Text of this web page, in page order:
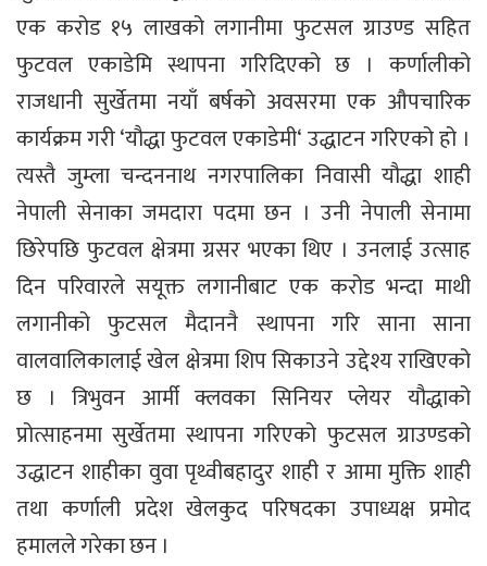
एक करोड १५ लाखको लगानीमा फुटसल ग्राउण्ड सहित
फुटवल एकाडेमि स्थापना गरिदिएको छ । कर्णालीको
राजधानी सुर्खेतमा नयाँ बर्षको अवसरमा एक औपचारिक
कार्यक्रम गरी ‘यौद्धा फुटवल एकाडेमी‘ उद्धाटन गरिएको हो ।
त्यस्तै जुम्ला चन्दननाथ नगरपालिका निवासी यौद्धा शाही
नेपाली सेनाका जमदारा पदमा छन । उनी नेपाली सेनामा
छिरेपछि फुटवल क्षेत्रमा ग्रसर भएका थिए । उनलाई उत्साह
दिन परिवारले सयूक्त लगानीबाट एक करोड भन्दा माथी
लगानीको फुटसल मैदाननै स्थापना गरि साना साना
वालवालिकालाई खेल क्षेत्रमा शिप सिकाउने उद्देश्य राखिएको
छ । त्रिभुवन आर्मी क्लवका सिनियर प्लेयर यौद्धाको
प्रोत्साहनमा सुर्खेतमा स्थापना गरिएको फुटसल ग्राउण्डको
उद्धाटन शाहीका वुवा पृथ्वीबहादुर शाही र आमा मुक्ति शाही
तथा कर्णाली प्रदेश खेलकुद परिषदका उपाध्यक्ष प्रमोद
हमालले गरेका छन ।